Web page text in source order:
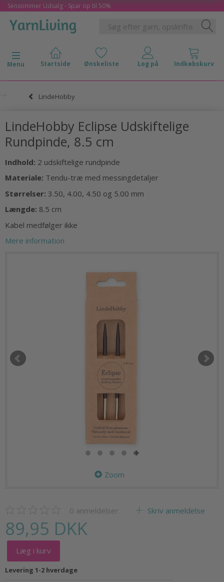
Sensommer Udsalg - Spar op til 50%
Skifte navigation
Menu
LindeHobby
LindeHobby Eclipse Udskiftelige
Rundpinde, 8.5 cm
Indhold: 2 udskiftelige rundpinde
Materiale: Tendu-træ med messingdetaljer
Størrelser: 3.50, 4.00, 4.50 og 5.00 mm
Længde: 8.5 cm
Kabel medfølger ikke
Mere information
Zoom
0 anmeldelser Skriv anmeldelse
89,95 DKK
Læg i kurv
Levering 1-2 hverdage